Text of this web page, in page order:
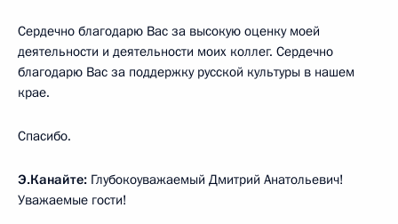
Сердечно благодарю Вас за высокую оценку моей
деятельности и деятельности моих коллег. Сердечно
благодарю Вас за поддержку русской культуры в нашем
крае.
Спасибо.
Э.Канайте: Глубокоуважаемый Дмитрий Анатольевич!
Уважаемые гости!